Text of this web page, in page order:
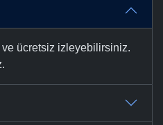
ücretsiz izleyebilirsiniz.